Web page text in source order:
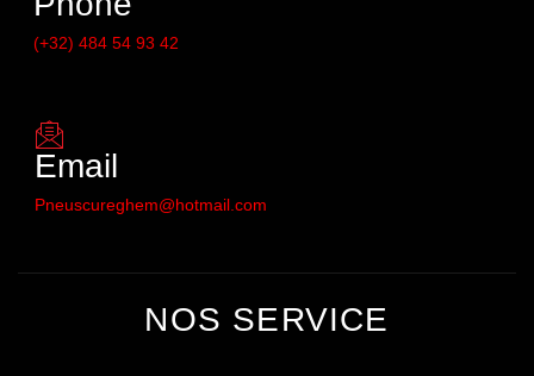
(+32) 484 54 93 42
Email
Pneuscureghem@hotmail.com
NOS SERVICE